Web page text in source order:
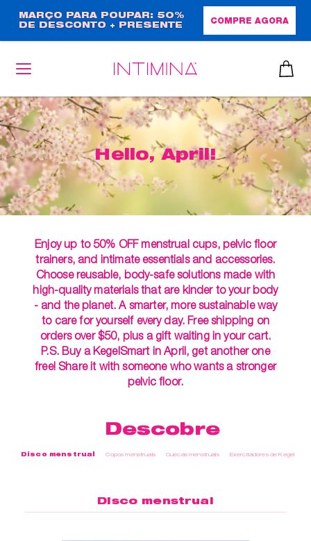
para
o
conteúdo
principal
MARÇO PARA POUPAR: 50%
DE DESCONTO + PRESENTE
COMPRE AGORA
Hello, April!
Enjoy up to 50% OFF menstrual cups, pelvic floor
trainers, and intimate essentials and accessories.
Choose reusable, body-safe solutions made with
high-quality materials that are kinder to your body
- and the planet. A smarter, more sustainable way
to care for yourself every day. Free shipping on
orders over $50, plus a gift waiting in your cart.
P.S. Buy a KegelSmart in April, get another one
free! Share it with someone who wants a stronger
pelvic floor.
Descobre
Disco menstrual Copos menstruais Cuecas menstruais Exercitadores de Kegel
Disco menstrual